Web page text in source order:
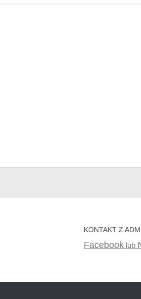
KONTAKT Z
Facebooklub